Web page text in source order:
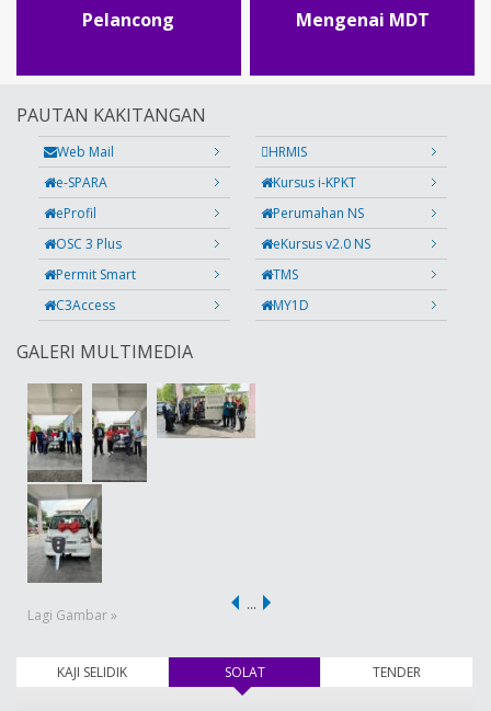
Pelancong Mengenai MDT
PAUTAN KAKITANGAN
Web Mail
HRMIS
e-SPARA
Kursus i-KPKT
eProfil
Perumahan NS
OSC 3 Plus
eKursus v2.0 NS
Permit Smart
TMS
C3Access
MY1D
GALERI MULTIMEDIA
Lagi Gambar »
…
KAJI SELIDIK SOLAT(tab aktif) TENDER